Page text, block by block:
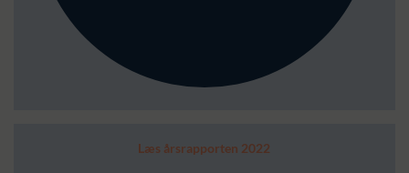
Læs årsrapporten 2022